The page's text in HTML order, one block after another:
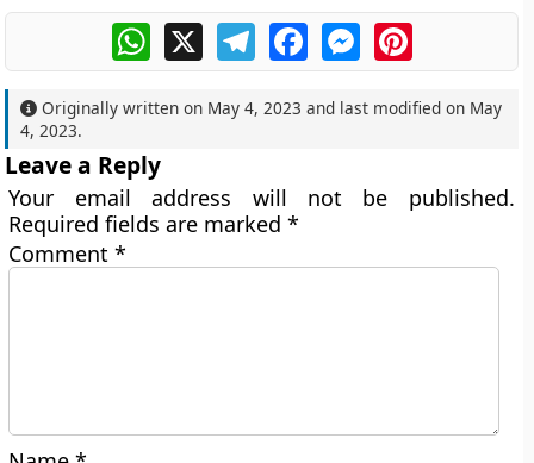
WhatsApp
X TelegramFacebookMessengerPinterest
Originally written on May 4, 2023 and last modified on May
4, 2023.
Leave a Reply
Your email address will not be published.
Required fields are marked*
Comment*